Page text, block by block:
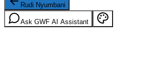
Rudi Nyumbani
Ask GWF AI Assistant